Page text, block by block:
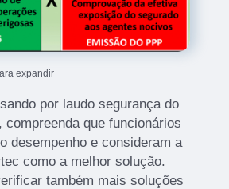
expandir
por laudo segurança do
compreenda que funcionários
desempenho e consideram a
como a melhor solução.
também mais soluções